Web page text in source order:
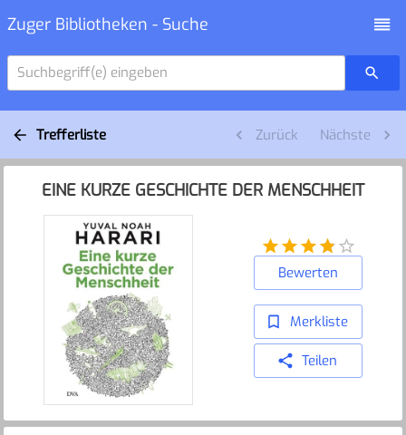
Zuger Bibliotheken - Suche
Suchbegriff(e) eingeben
Trefferliste Zurück Nächste
EINE KURZE GESCHICHTE DER MENSCHHEIT
Bewerten
Merkliste
Teilen